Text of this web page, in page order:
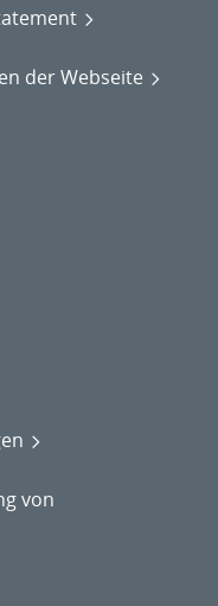
der Webseite
von